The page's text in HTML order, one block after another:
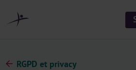
RGPD et privacy